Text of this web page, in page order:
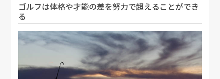
ゴルフは体格や才能の差を努力で超えることができ
る